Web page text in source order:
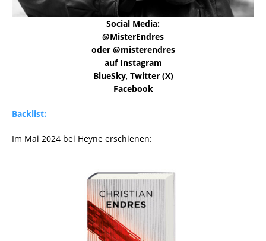
Social Media:
@MisterEndres
oder @misterendres
auf Instagram
BlueSky, Twitter (X)
Facebook
Backlist:
Im Mai 2024 bei Heyne erschienen: